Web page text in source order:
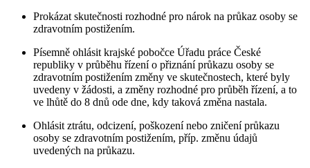
Prokázat skutečnosti rozhodné pro nárok na průkaz osoby se
zdravotním postižením.
Písemně ohlásit krajské pobočce Úřadu práce České
republiky v průběhu řízení o přiznání průkazu osoby se
zdravotním postižením změny ve skutečnostech, které byly
uvedeny v žádosti, a změny rozhodné pro průběh řízení, a to
ve lhůtě do 8 dnů ode dne, kdy taková změna nastala.
Ohlásit ztrátu, odcizení, poškození nebo zničení průkazu
osoby se zdravotním postižením, příp. změnu údajů
uvedených na průkazu.